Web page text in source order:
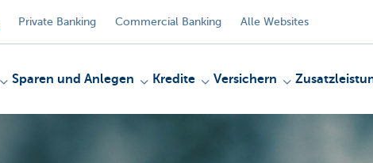
Private Banking Commercial Banking Alle Websites
Sparen und Anlegen Kredite Versichern